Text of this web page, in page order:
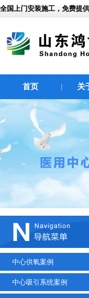
全国上门安装施工，免费提
首页 关
中心供氧案例
中心吸引系统案例